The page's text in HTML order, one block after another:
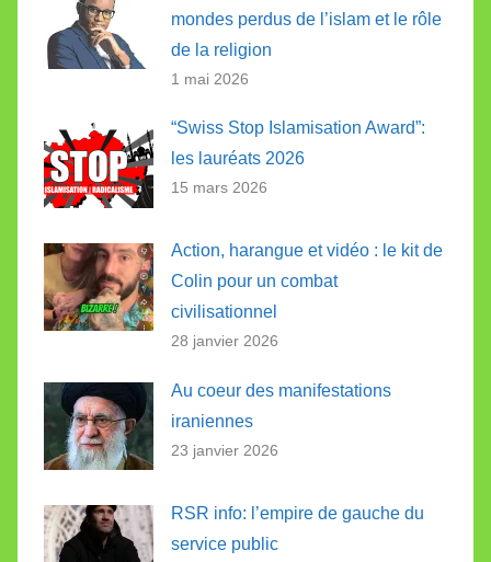
mondes perdus de l’islam et le rôle
de la religion
1 mai 2026
“Swiss Stop Islamisation Award”:
les lauréats 2026
15 mars 2026
Action, harangue et vidéo : le kit de
Colin pour un combat
civilisationnel
28 janvier 2026
Au coeur des manifestations
iraniennes
23 janvier 2026
RSR info: l’empire de gauche du
service public